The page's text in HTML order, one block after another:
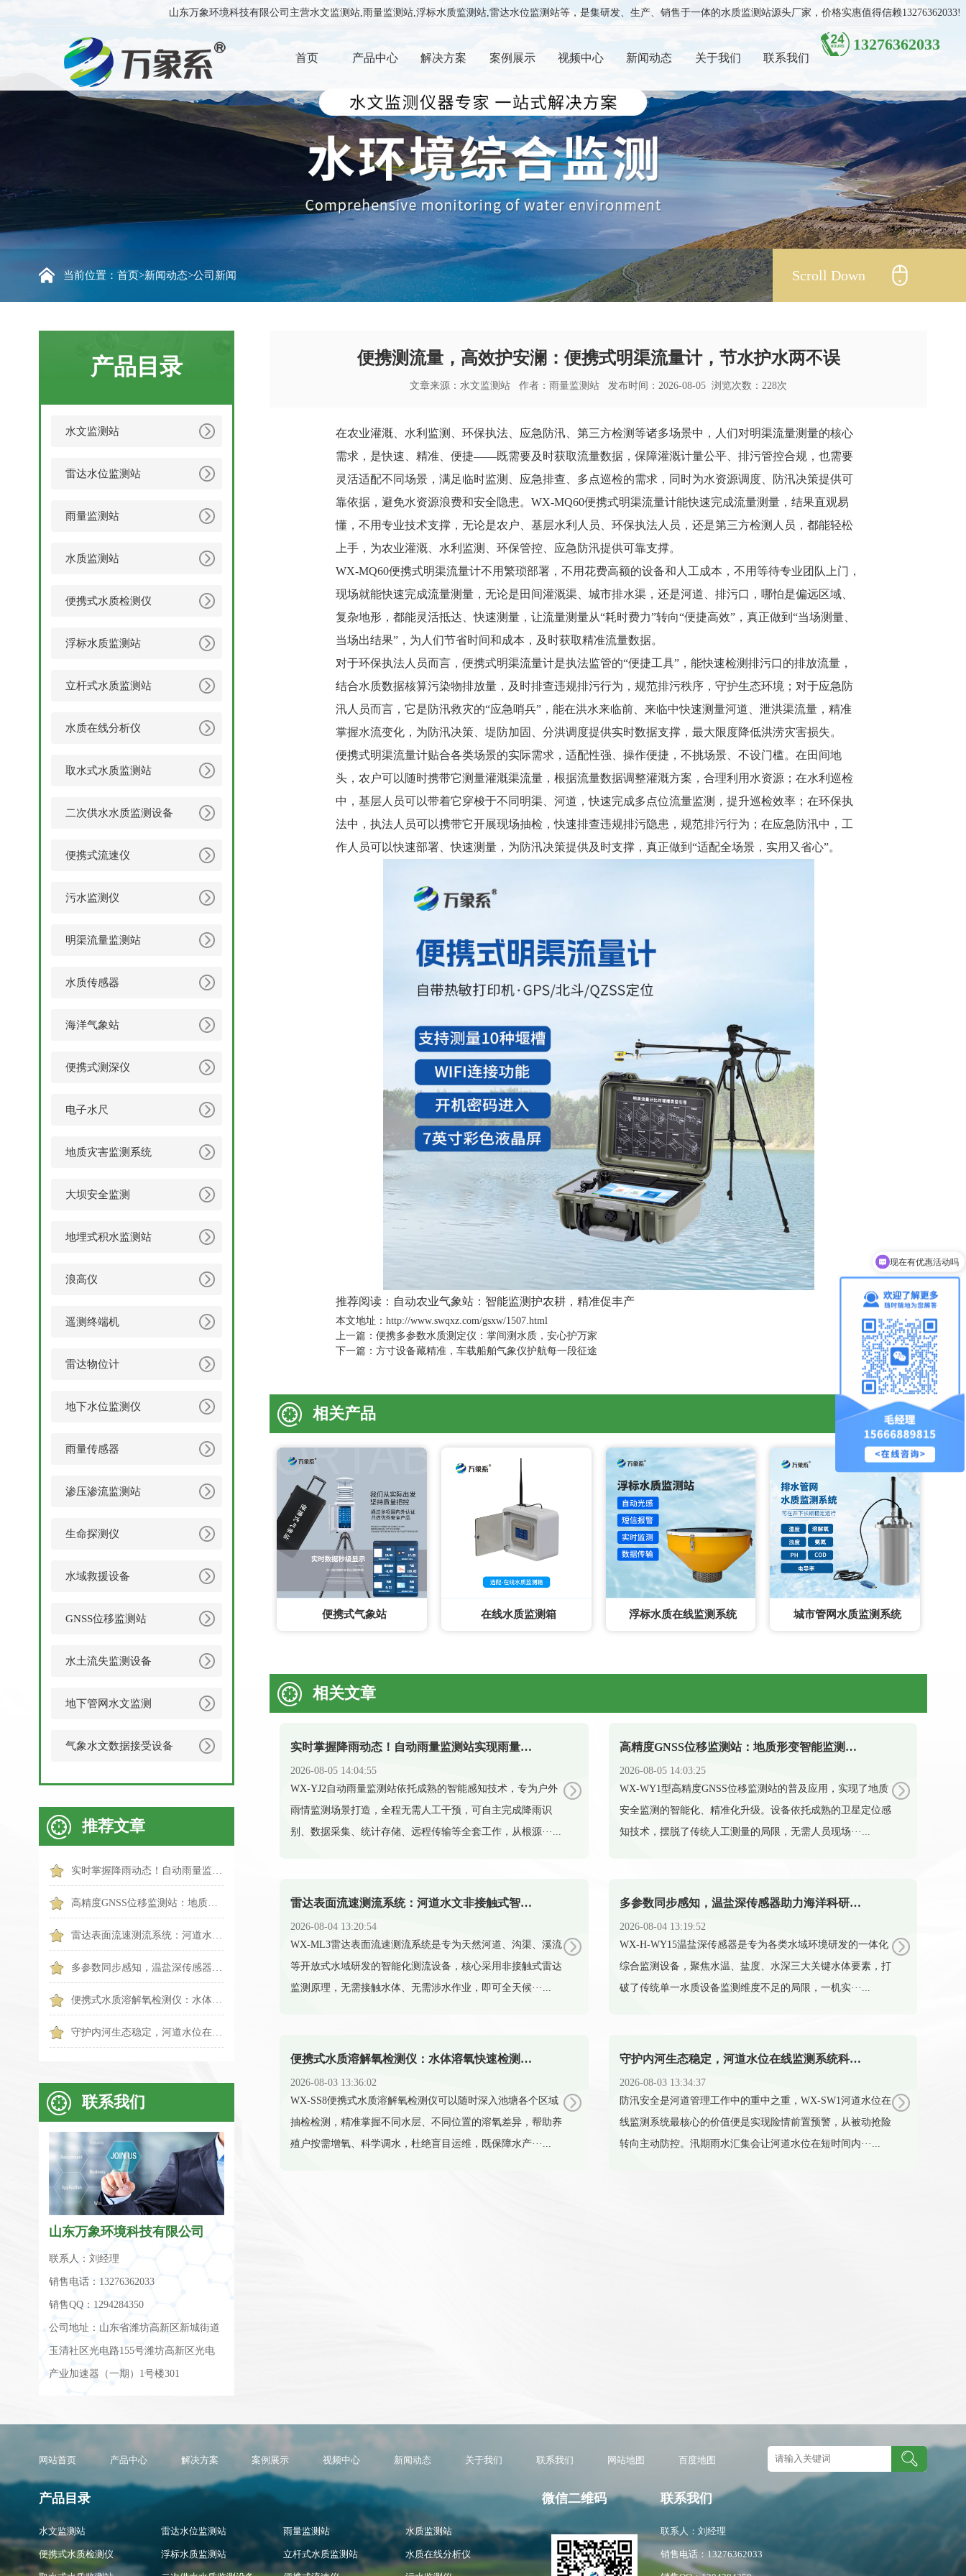
山东万象环境科技有限公司主营水文监测站,雨量监测站,浮标水质监测站,雷达水位监测站等，是集研发、生产、销售于一体的水质监测站源头厂家，价格实惠值得信赖13276362033!
13276362033
首页 产品中心 解决方案 案例展示 视频中心 新闻动态 关于我们 联系我们
当前位置： 首页>新闻动态>公司新闻 Scroll Down
产品目录
水文监测站
雷达水位监测站
雨量监测站
水质监测站
便携式水质检测仪
浮标水质监测站
立杆式水质监测站
水质在线分析仪
取水式水质监测站
二次供水水质监测设备
便携式流速仪
污水监测仪
明渠流量监测站
水质传感器
海洋气象站
便携式测深仪
电子水尺
地质灾害监测系统
大坝安全监测
地埋式积水监测站
浪高仪
遥测终端机
雷达物位计
地下水位监测仪
雨量传感器
渗压渗流监测站
生命探测仪
水域救援设备
GNSS位移监测站
水土流失监测设备
地下管网水文监测
气象水文数据接受设备
推荐文章
实时掌握降雨动态！自动雨量监测站实现雨量精准监测
高精度GNSS位移监测站：地质形变智能监测守护全域安全
雷达表面流速测流系统：河道水文非接触式智能测流设备
多参数同步感知，温盐深传感器助力海洋科研新发展
便携式水质溶解氧检测仪：水体溶氧快速检测的便携智能设备
守护内河生态稳定，河道水位在线监测系统科学调控水体水位
联系我们
山东万象环境科技有限公司
联系人：刘经理
销售电话：13276362033
销售QQ：1294284350
公司地址：山东省潍坊高新区新城街道
玉清社区光电路155号潍坊高新区光电
产业加速器（一期）1号楼301
便携测流量，高效护安澜：便携式明渠流量计，节水护水两不误
文章来源：水文监测站 作者： 雨量监测站 发布时间：2026-08-05 浏览次数：228次
在农业灌溉、水利监测、环保执法、应急防汛、第三方检测等诸多场景中，人们对明渠流量测量的核心
需求，是快速、精准、便捷——既需要及时获取流量数据，保障灌溉计量公平、排污管控合规，也需要
灵活适配不同场景，满足临时监测、应急排查、多点巡检的需求，同时为水资源调度、防汛决策提供可
靠依据，避免水资源浪费和安全隐患。WX-MQ60便携式明渠流量计能快速完成流量测量，结果直观易
懂，不用专业技术支撑，无论是农户、基层水利人员、环保执法人员，还是第三方检测人员，都能轻松
上手，为农业灌溉、水利监测、环保管控、应急防汛提供可靠支撑。
WX-MQ60便携式明渠流量计不用繁琐部署，不用花费高额的设备和人工成本，不用等待专业团队上门，
现场就能快速完成流量测量，无论是田间灌溉渠、城市排水渠，还是河道、排污口，哪怕是偏远区域、
复杂地形，都能灵活抵达、快速测量，让流量测量从“耗时费力”转向“便捷高效”，真正做到“当场测量、
当场出结果”，为人们节省时间和成本，及时获取精准流量数据。
对于环保执法人员而言，便携式明渠流量计是执法监管的“便捷工具”，能快速检测排污口的排放流量，
结合水质数据核算污染物排放量，及时排查违规排污行为，规范排污秩序，守护生态环境；对于应急防
汛人员而言，它是防汛救灾的“应急哨兵”，能在洪水来临前、来临中快速测量河道、泄洪渠流量，精准
掌握水流变化，为防汛决策、堤防加固、分洪调度提供实时数据支撑，最大限度降低洪涝灾害损失。
便携式明渠流量计贴合各类场景的实际需求，适配性强、操作便捷，不挑场景、不设门槛。在田间地
头，农户可以随时携带它测量灌溉渠流量，根据流量数据调整灌溉方案，合理利用水资源；在水利巡检
中，基层人员可以带着它穿梭于不同明渠、河道，快速完成多点位流量监测，提升巡检效率；在环保执
法中，执法人员可以携带它开展现场抽检，快速排查违规排污隐患，规范排污行为；在应急防汛中，工
作人员可以快速部署、快速测量，为防汛决策提供及时支撑，真正做到“适配全场景，实用又省心”。
推荐阅读： 自动农业气象站：智能监测护农耕，精准促丰产
本文地址：http://www.swqxz.com/gsxw/1507.html
上一篇： 便携多参数水质测定仪：掌间测水质，安心护万家
下一篇： 方寸设备藏精准，车载船舶气象仪护航每一段征途
相关产品
便携式气象站 在线水质监测箱 浮标水质在线监测系统 城市管网水质监测系统
相关文章
实时掌握降雨动态！自动雨量监测站实现雨量精准监测
2026-08-05 14:04:55
​WX-YJ2自动雨量监测站依托成熟的智能感知技术，专为户外
雨情监测场景打造，全程无需人工干预，可自主完成降雨识
别、数据采集、统计存储、远程传输等全套工作，从根源···...
高精度GNSS位移监测站：地质形变智能监测守护全域安全
2026-08-05 14:03:25
​WX-WY1型高精度GNSS位移监测站的普及应用，实现了地质
安全监测的智能化、精准化升级。设备依托成熟的卫星定位感
知技术，摆脱了传统人工测量的局限，无需人员现场···...
雷达表面流速测流系统：河道水文非接触式智能测流设备
2026-08-04 13:20:54
​WX-ML3雷达表面流速测流系统是专为天然河道、沟渠、溪流
等开放式水域研发的智能化测流设备，核心采用非接触式雷达
监测原理，无需接触水体、无需涉水作业，即可全天候···...
多参数同步感知，温盐深传感器助力海洋科研新发展
2026-08-04 13:19:52
​WX-H-WY15温盐深传感器是专为各类水域环境研发的一体化
综合监测设备，聚焦水温、盐度、水深三大关键水体要素，打
破了传统单一水质设备监测维度不足的局限，一机实···...
便携式水质溶解氧检测仪：水体溶氧快速检测的便携智能设备
2026-08-03 13:36:02
​WX-SS8便携式水质溶解氧检测仪可以随时深入池塘各个区域
抽检检测，精准掌握不同水层、不同位置的溶氧差异，帮助养
殖户按需增氧、科学调水，杜绝盲目运维，既保障水产···...
守护内河生态稳定，河道水位在线监测系统科学调控水体水位
2026-08-03 13:34:37
​防汛安全是河道管理工作中的重中之重，WX-SW1河道水位在
线监测系统最核心的价值便是实现险情前置预警，从被动抢险
转向主动防控。汛期雨水汇集会让河道水位在短时间内···...
网站首页 产品中心 解决方案 案例展示 视频中心 新闻动态 关于我们 联系我们 网站地图 百度地图
产品目录
水文监测站 雷达水位监测站 雨量监测站 水质监测站
便携式水质检测仪 浮标水质监测站 立杆式水质监测站 水质在线分析仪
微信二维码 联系我们
联系人：刘经理
销售电话：13276362033
现在有优惠活动吗